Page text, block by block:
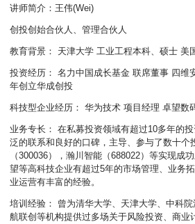
讲师简介：王伟(Wei)
创投创始合伙人、管理合伙人
教育背景： 天津大学 工业工程本科、硕士 美
投资经历： 名力中国成长基金 联席董事 四维
年创立华成创投
科技型企业经历： 华为技术 项目经理 卓望数
业务专长： 在私募投资领域有超过10多年的
泛的联系和良好的口碑，主导、参与了数十个
（300036），瀚川智能（688022）等实现成
望等高科技企业有超过5年的市场管理、业务
业运营有丰富的经验。
培训经验： 曾为清华大学、天津大学、中科
航联创等机构提供过多场关于风险投资、商业